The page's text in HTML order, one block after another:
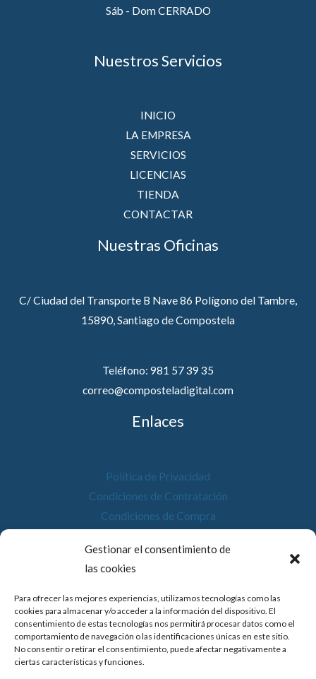
Gestionar el consentimiento de
las cookies
Para ofrecer las mejores experiencias, utilizamos tecnologías como las
cookies para almacenar y/o acceder a la información del dispositivo. El
consentimiento de estas tecnologías nos permitirá procesar datos como el
comportamiento de navegación o las identificaciones únicas en este sitio.
No consentir o retirar el consentimiento, puede afectar negativamente a
ciertas características y funciones.
Sáb - Dom CERRADO
Nuestros Servicios
INICIO
LA EMPRESA
SERVICIOS
LICENCIAS
TIENDA
CONTACTAR
Nuestras Oficinas
C/ Ciudad del Transporte B Nave 86 Polígono del Tambre,
15890, Santiago de Compostela
Teléfono: 981 57 39 35
correo@composteladigital.com
Enlaces
Política de Privacidad
Condiciones de Contratación
Condiciones de Compra
Política de Cookies
Accesibilidad
© 2026 Compostela Digital